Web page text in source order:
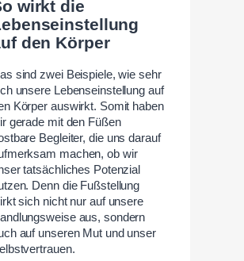
wirkt die
den Körper
sind zwei Beispiele, wie sehr
unsere Lebenseinstellung auf
Körper auswirkt. Somit haben
gerade mit den Füßen
Begleiter, die uns darauf
machen, ob wir
tatsächliches Potenzial
Denn die Fußstellung
sich nicht nur auf unsere
aus, sondern
auf unseren Mut und unser